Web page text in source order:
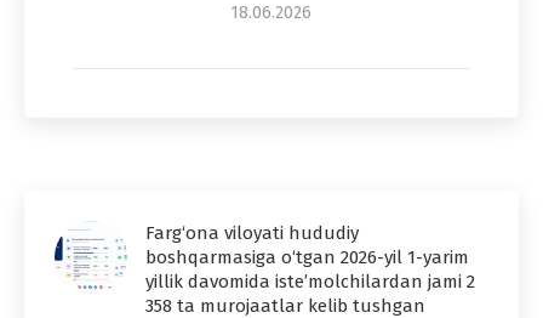
18.06.2026
Farg‘ona viloyati hududiy
boshqarmasiga o‘tgan 2026-yil 1-yarim
yillik davomida iste’molchilardan jami 2
358 ta murojaatlar kelib tushgan